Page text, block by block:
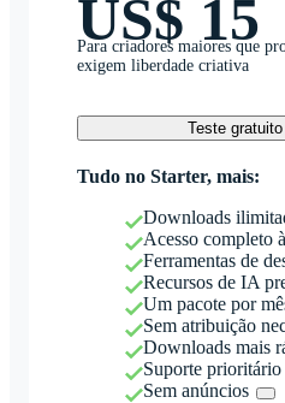
US$ 15
Para criadores maiores que
exigem liberdade criativa
Teste
Tudo no Starter, mais:
Downloads
Acesso completo
Ferramentas de
Recursos de IA
Um pacote por
Sem atribuição
Downloads mais
Suporte prioritário
Sem anúncios